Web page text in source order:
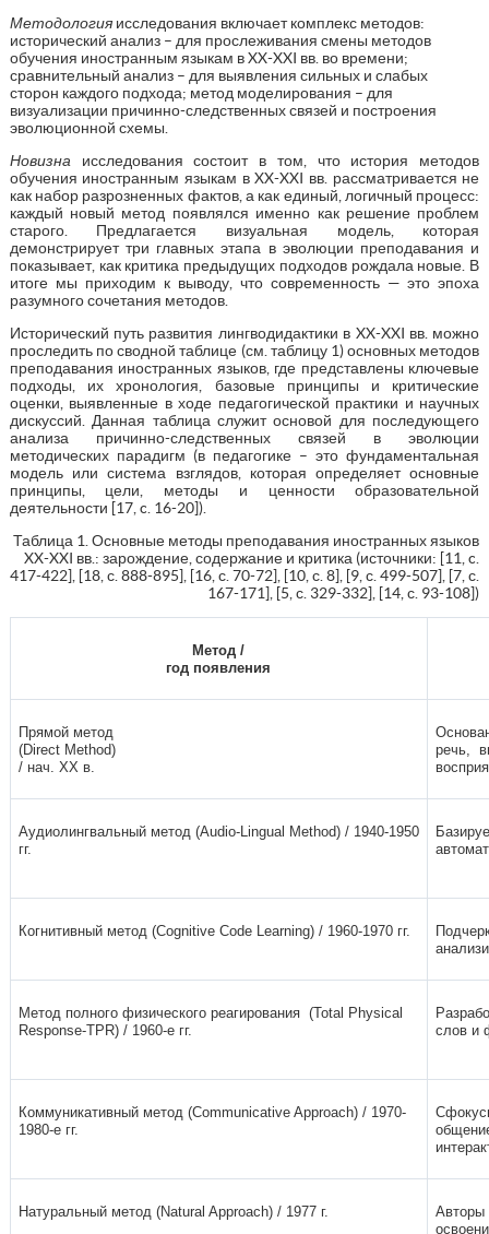
Методология исследования включает комплекс методов:
исторический анализ – для прослеживания смены методов
обучения иностранным языкам в XX-XXI вв. во времени;
сравнительный анализ – для выявления сильных и слабых
сторон каждого подхода; метод моделирования – для
визуализации причинно-следственных связей и построения
эволюционной схемы.
Новизна исследования состоит в том, что история методов
обучения иностранным языкам в XX-XXI вв. рассматривается не
как набор разрозненных фактов, а как единый, логичный процесс:
каждый новый метод появлялся именно как решение проблем
старого. Предлагается визуальная модель, которая
демонстрирует три главных этапа в эволюции преподавания и
показывает, как критика предыдущих подходов рождала новые. В
итоге мы приходим к выводу, что современность — это эпоха
разумного сочетания методов.
Исторический путь развития лингводидактики в XX-XXI вв. можно
проследить по сводной таблице (см. таблицу 1) основных методов
преподавания иностранных языков, где представлены ключевые
подходы, их хронология, базовые принципы и критические
оценки, выявленные в ходе педагогической практики и научных
дискуссий. Данная таблица служит основой для последующего
анализа причинно-следственных связей в эволюции
методических парадигм (в педагогике – это фундаментальная
модель или система взглядов, которая определяет основные
принципы, цели, методы и ценности образовательной
деятельности [17, c. 16-20]).
Таблица 1. Основные методы преподавания иностранных языков
XX-XXI вв.: зарождение, содержание и критика (источники: [11, c.
417-422], [18, с. 888-895], [16, с. 70-72], [10, с. 8], [9, с. 499-507], [7, с.
167-171], [5, с. 329-332], [14, с. 93-108])
Метод /
год появления
Прямой метод
(Direct Method)
/ нач. XX в.
речь,
Аудиолингвальный метод (Audio-Lingual Method) / 1940-1950
гг.
Когнитивный метод (Cognitive Code Learning) / 1960-1970 гг.
Метод полного физического реагирования (Total Physical
Response-TPR) / 1960-е гг.
слов и
Коммуникативный метод (Communicative Approach) / 1970-
1980-е гг.
Натуральный метод (Natural Approach) / 1977 г.
Авторы